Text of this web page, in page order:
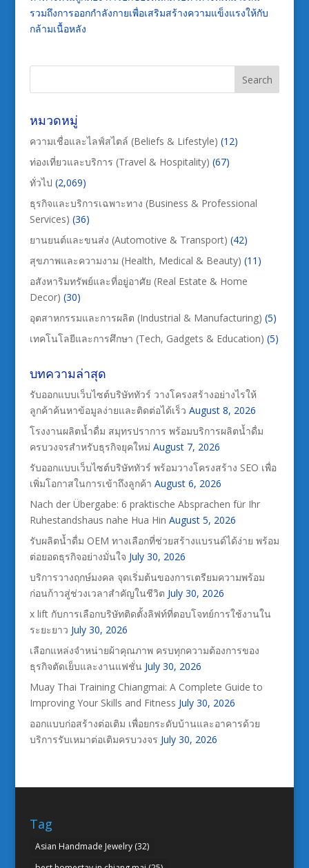
รวมถึงการออกกำลังกายเพื่อเสริมสร้างความแข็งแรงให้กับ
กล้ามเนื้อหลัง
หมวดหมู่
ความเชื่อและไลฟ์สไตล์ (Beliefs & Lifestyle) (12)
ท่องเที่ยวและบริการ (Travel & Hospitality) (67)
ทั่วไป (2,069)
ธุรกิจและบริการเฉพาะทาง (Business & Professional
Services) (36)
ยานยนต์และขนส่ง (Automotive & Transport) (42)
สุขภาพและความงาม (Health, Medical & Beauty) (11)
อสังหาริมทรัพย์และที่อยู่อาศัย (Real Estate & Home
Decor) (30)
อุตสาหกรรมและการผลิต (Industrial & Manufacturing) (5)
เทคโนโลยีและการศึกษา (Tech, Gadgets & Education) (5)
บทความล่าสุด
รับออกแบบเว็บไซต์บริษัททัวร์ วางโครงสร้างอย่างไรให้
ลูกค้าค้นหาข้อมูลง่ายและติดต่อได้เร็ว August 8, 2026
โรงงานผลิตน้ำดื่ม สมุทรปราการ พร้อมบริการผลิตน้ำดื่ม
ครบวงจรสำหรับธุรกิจยุคใหม่ August 7, 2026
รับออกแบบเว็บไซต์บริษัททัวร์ พร้อมวางโครงสร้าง SEO เพื่อ
เพิ่มโอกาสในการเข้าถึงลูกค้า August 6, 2026
Nach der Übergabe: 6 praktische Absprachen für Ihr
Ruhestandshaus nahe Hua Hin August 5, 2026
รับผลิตน้ำดื่ม OEM ทางเลือกที่ช่วยสร้างแบรนด์ได้ง่าย พร้อม
ต่อยอดธุรกิจอย่างมั่นใจ July 30, 2026
บริการวางฤกษ์มงคล จุดเริ่มต้นของการเตรียมความพร้อม
ก่อนก้าวสู่ช่วงเวลาสำคัญในชีวิต July 30, 2026
x lift กับการเลือกบริษัทติดตั้งลิฟท์ที่ตอบโจทย์การใช้งานใน
ระยะยาว July 30, 2026
เลือกแหล่งจำหน่ายผ้าคุณภาพ ครบทุกความต้องการของ
ธุรกิจตัดเย็บและงานแฟชั่น July 30, 2026
Muay Thai Training Chiangmai: A Complete Guide to
Improving Your Skills and Fitness July 30, 2026
ออกแบบก่อสร้างต่อเติม เพื่อยกระดับบ้านและอาคารด้วย
บริการรับเหมาต่อเติมครบวงจร July 30, 2026
Tag
Asian Handmade Jewelry(32)